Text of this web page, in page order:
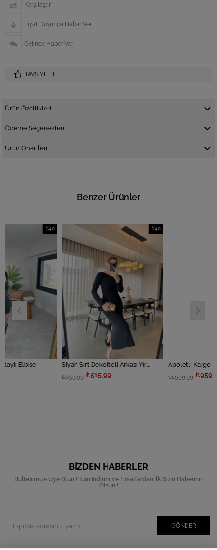
Karşılaştır
Fiyat Düşünce Haber Ver
Gelince Haber Ver
TAVSIYE ET
Ürün Özellikleri
Ödeme Seçenekleri
Ürün Önerileri
Benzer Ürünler
Siyah Sırt Dekolteli Arkası Yırtmaçlı Elbise
₺515,99
%40
%40İndirim
Apoletli Kargo Cepli Elbise
₺959,99
BIZDEN HABERLER
Bültenimize Üye Olun ! Tüm İndirim ve Fırsatlardan İlk Sizin Haberiniz
Olsun !
GÖNDER